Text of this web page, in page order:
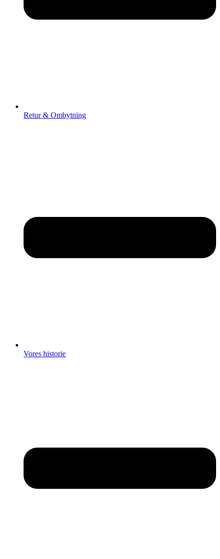
Retur & Ombytning
Vores historie